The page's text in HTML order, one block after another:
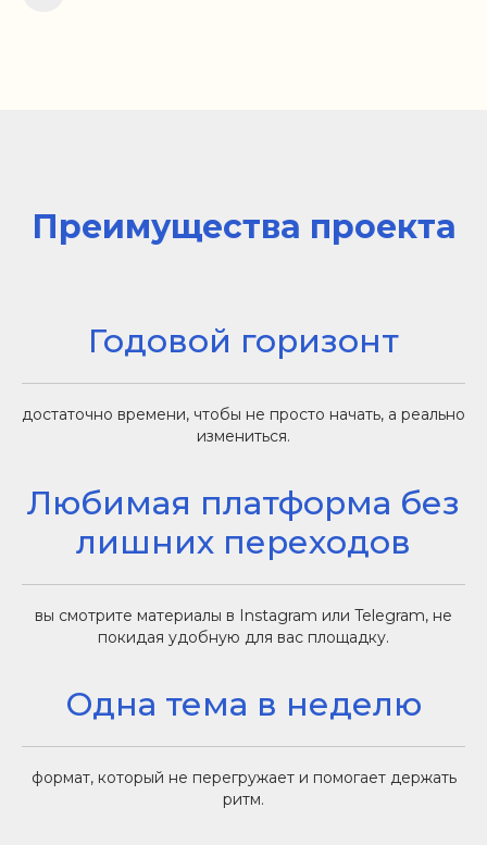
Преимущества проекта
Годовой горизонт
достаточно времени, чтобы не просто начать, а реально
измениться.
Любимая платформа без
лишних переходов
вы смотрите материалы в Instagram или Telegram, не
покидая удобную для вас площадку.
Одна тема в неделю
формат, который не перегружает и помогает держать
ритм.